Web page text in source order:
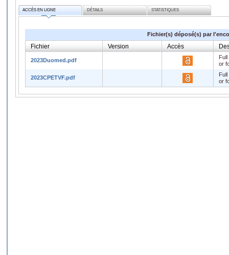
ACCÈS EN LIGNE DÉTAILS STATISTIQUES
Fichier(s) déposé(s) par
Fichier Version Accès
2023Duomed.pdf
or
2023CPETVF.pdf
or